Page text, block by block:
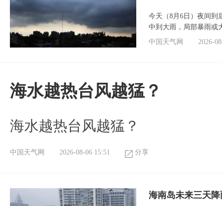
今天（8月6日）夜间到
中到大雨，局部暴雨或
中国天气网
2026-
海水越热台风越猛？
海水越热台风越猛？
中国天气网 2026-08-06 15:51 分享
海南岛未来三天